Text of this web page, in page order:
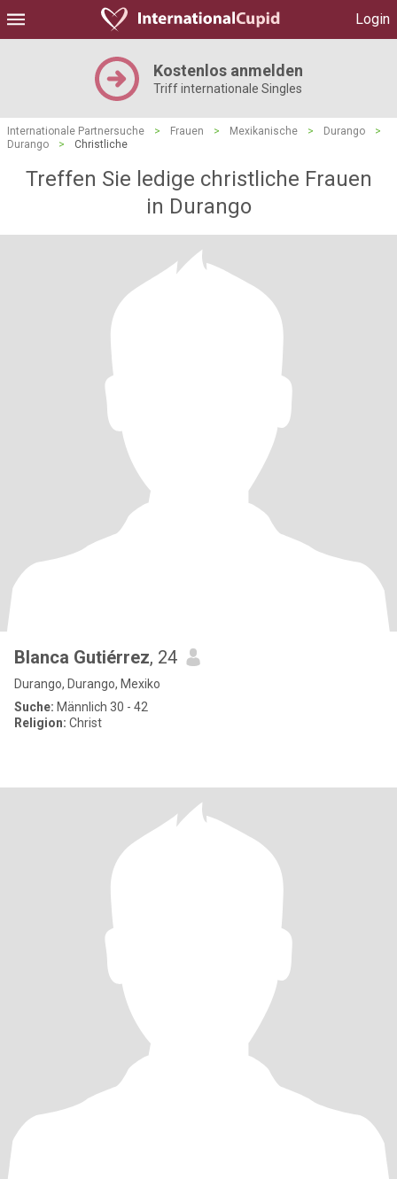
Login
Kostenlos anmelden
Triff internationale Singles
Internationale Partnersuche > Frauen > Mexikanische > Durango
>
Durango
> Christliche
Treffen Sie ledige christliche Frauen
in Durango
Blanca Gutiérrez, 24
Durango, Durango, Mexiko
Suche: Männlich 30 - 42
Religion: Christ